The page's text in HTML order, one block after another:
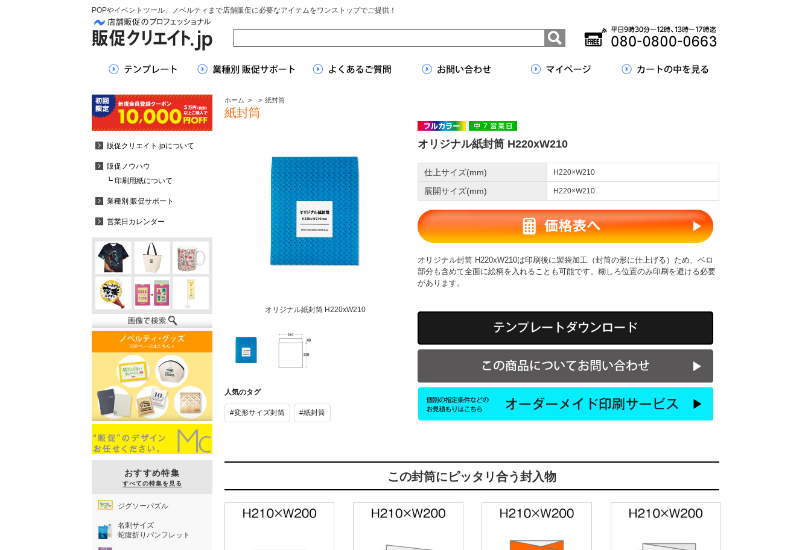
POPやイベントツール、ノベルティまで店舗販促に必要なアイテムをワンストップでご提供！
ホーム > > 紙封筒
紙封筒
オリジナル紙封筒 H220xW210
封筒
人気のタグ
#変形サイズ封筒 #紙封筒
オリジナル紙封筒 H220xW210
仕上サイズ(mm) H220×W210
展開サイズ(mm) H220×W210
オリジナル封筒 H220xW210は印刷後に製袋加工（封筒の形に仕上げる）ため、ベロ
部分も含めて全面に絵柄を入れることも可能です。糊しろ位置のみ印刷を避ける必要
があります。
この封筒にピッタリ合う封入物
販促クリエイト.jpについて
販促ノウハウ
┗ 印刷用紙について
業種別 販促サポート
営業日カレンダー
おすすめ特集
すべての特集を見る
ジグソーパズル
名刺サイズ
蛇腹折りパンフレット